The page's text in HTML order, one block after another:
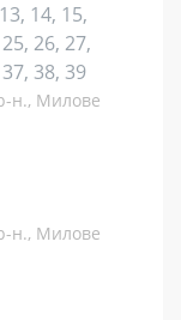
14, 15,
26, 27,
38, 39
н., Милове
н., Милове